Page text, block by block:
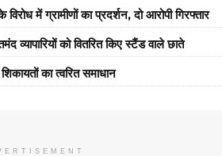
में ग्रामीणों का प्रदर्शन, दो आरोपी गिरफ्तार
व्यापारियों को वितरित किए स्टैंड वाले छाते
का त्वरित समाधान